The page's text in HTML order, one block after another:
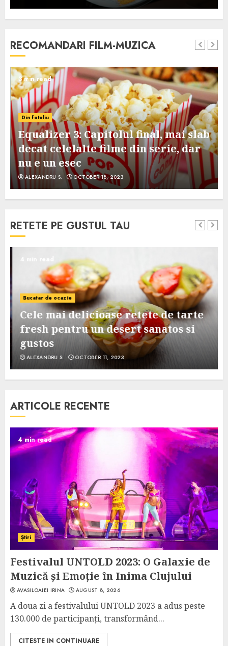
RECOMANDARI FILM-MUZICA
3 min read
Din fotoliu
Equalizer 3: Capitolul final, mai slab
decat celelalte filme din serie, dar
nu e un esec
ALEXANDRU S. OCTOBER 18, 2023
RETETE PE GUSTUL TAU
4 min read
Bucatar de ocazie
Cele mai delicioase retete de tarte
fresh pentru un desert sanatos si
gustos
ALEXANDRU S. OCTOBER 11, 2023
ARTICOLE RECENTE
4 min read
Știri
Festivalul UNTOLD 2023: O Galaxie de
Muzică și Emoție în Inima Clujului
AVASILOAIEI IRINA AUGUST 8, 2026
A doua zi a festivalului UNTOLD 2023 a adus peste
130.000 de participanți, transformând...
CITESTE IN CONTINUARE